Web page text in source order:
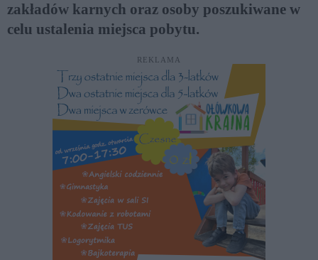
zakładów karnych oraz osoby poszukiwane w
celu ustalenia miejsca pobytu.
REKLAMA